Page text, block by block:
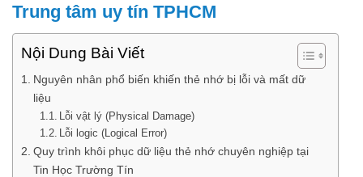
Trung tâm uy tín TPHCM
Nội Dung Bài Viết
Nguyên nhân phổ biến khiến thẻ nhớ bị lỗi và mất dữ
liệu
Lỗi vật lý (Physical Damage)
Lỗi logic (Logical Error)
Quy trình khôi phục dữ liệu thẻ nhớ chuyên nghiệp tại
Tin Học Trường Tín